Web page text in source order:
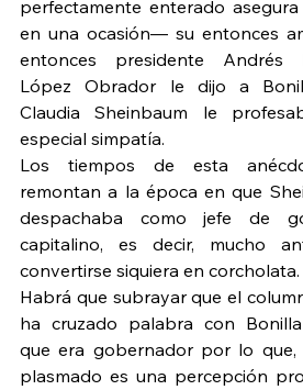
perfectamente enterado
en una ocasión— su entonces
entonces presidente Andrés
López Obrador le dijo a
Claudia Sheinbaum le
especial simpatía.
Los tiempos de esta
remontan a la época en que
despachaba como jefe de
capitalino, es decir, mucho
convertirse siquiera en corcholata.
Habrá que subrayar que el
ha cruzado palabra con
que era gobernador por lo que,
plasmado es una percepción